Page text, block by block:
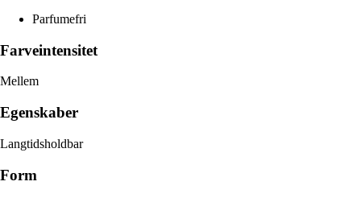
Parfumefri
Farveintensitet
Mellem
Egenskaber
Langtidsholdbar
Form